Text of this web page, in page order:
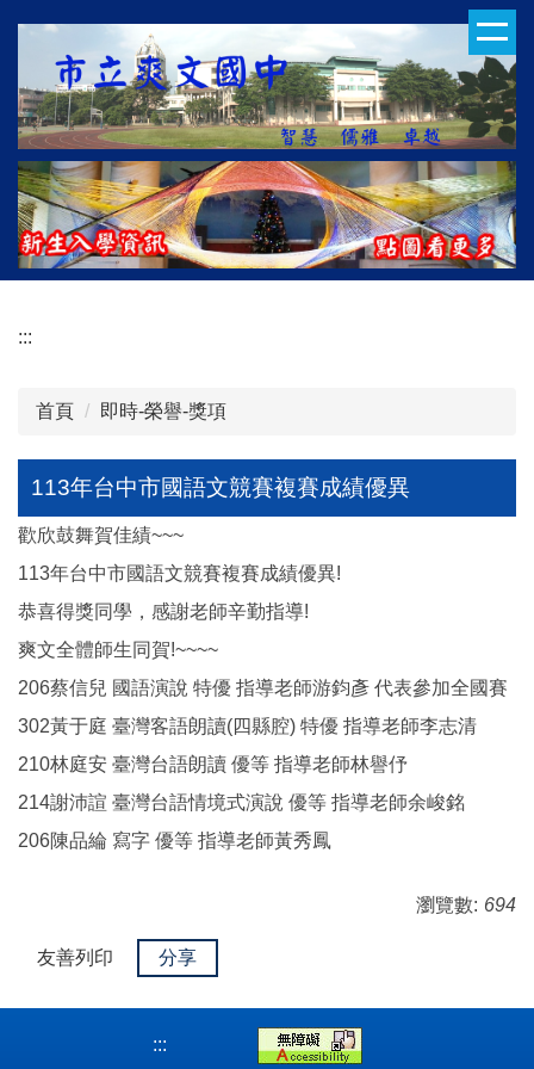
要
內
容
區
:::
首頁 即時-榮譽-獎項
113年台中市國語文競賽複賽成績優異
歡欣鼓舞賀佳績~~~
113年台中市國語文競賽複賽成績優異!
恭喜得獎同學，感謝老師辛勤指導!
爽文全體師生同賀!~~~~
206蔡信兒 國語演說 特優 指導老師游鈞彥 代表參加全國賽
302黃于庭 臺灣客語朗讀(四縣腔) 特優 指導老師李志清
210林庭安 臺灣台語朗讀 優等 指導老師林譽伃
214謝沛諠 臺灣台語情境式演說 優等 指導老師余峻銘
206陳品綸 寫字 優等 指導老師黃秀鳳
瀏覽數: 694
友善列印 分享
:::